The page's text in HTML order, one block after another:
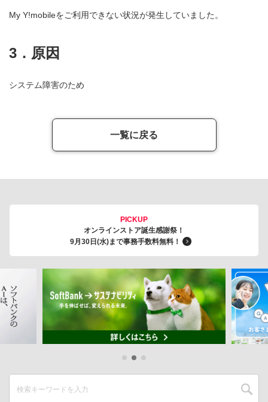
My Y!mobileをご利用できない状況が発生していました。
3．原因
システム障害のため
一覧に戻る
PICKUP
オンラインストア誕生感謝祭！
9月30日(水)まで事務手数料無料！